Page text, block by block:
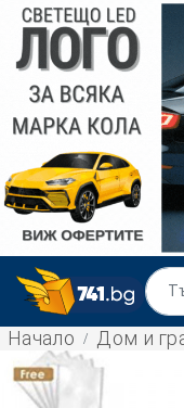
Начало Дом и